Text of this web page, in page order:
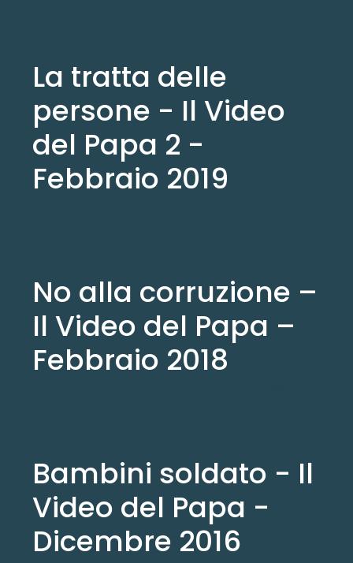
La tratta delle
persone - Il Video
del Papa 2 -
Febbraio 2019
No alla corruzione –
Il Video del Papa –
Febbraio 2018
Bambini soldato - Il
Video del Papa -
Dicembre 2016